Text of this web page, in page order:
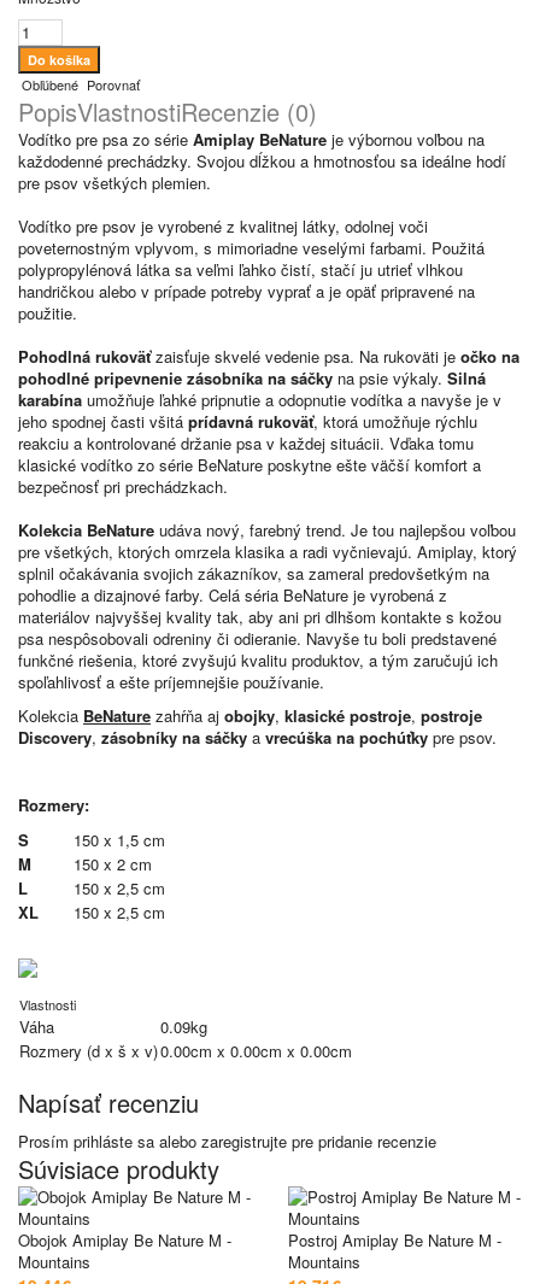
Obľúbené Porovnať
PopisVlastnostiRecenzie (0)
Vodítko pre psa zo série Amiplay BeNature je výbornou voľbou na
každodenné prechádzky. Svojou dĺžkou a hmotnosťou sa ideálne hodí
pre psov všetkých plemien.
Vodítko pre psov je vyrobené z kvalitnej látky, odolnej voči
poveternostným vplyvom, s mimoriadne veselými farbami. Použitá
polypropylénová látka sa veľmi ľahko čistí, stačí ju utrieť vlhkou
handričkou alebo v prípade potreby vyprať a je opäť pripravené na
použitie.
Pohodlná rukoväťzaisťuje skvelé vedenie psa. Na rukoväti je očko na
pohodlné pripevnenie zásobníka na sáčky na psie výkaly. Silná
karabína umožňuje ľahké pripnutie a odopnutie vodítka a navyše je v
jeho spodnej časti všitá prídavná rukoväť, ktorá umožňuje rýchlu
reakciu a kontrolované držanie psa v každej situácii. Vďaka tomu
klasické vodítko zo série BeNature poskytne ešte väčší komfort a
bezpečnosť pri prechádzkach.
Kolekcia BeNature udáva nový, farebný trend. Je tou najlepšou voľbou
pre všetkých, ktorých omrzela klasika a radi vyčnievajú. Amiplay, ktorý
splnil očakávania svojich zákazníkov, sa zameral predovšetkým na
pohodlie a dizajnové farby. Celá séria BeNature je vyrobená z
materiálov najvyššej kvality tak, aby ani pri dlhšom kontakte s kožou
psa nespôsobovali odreniny či odieranie. Navyše tu boli predstavené
funkčné riešenia, ktoré zvyšujú kvalitu produktov, a tým zaručujú ich
spoľahlivosť a ešte príjemnejšie používanie.
Kolekcia BeNature zahŕňa aj obojky, klasické postroje, postroje
Discovery, zásobníky na sáčky a vrecúška na pochúťky pre psov.
Rozmery:
S
150 x 1,5 cm
M
150 x 2 cm
L
150 x 2,5 cm
XL
150 x 2,5 cm
Vlastnosti
Váha
0.09kg
Rozmery (d x š x v)0.00cm x 0.00cm x 0.00cm
Napísať recenziu
Prosím prihláste sa alebo zaregistrujte pre pridanie recenzie
Súvisiace produkty
Obojok Amiplay Be Nature M -
Mountains
Postroj Amiplay Be Nature M -
Mountains